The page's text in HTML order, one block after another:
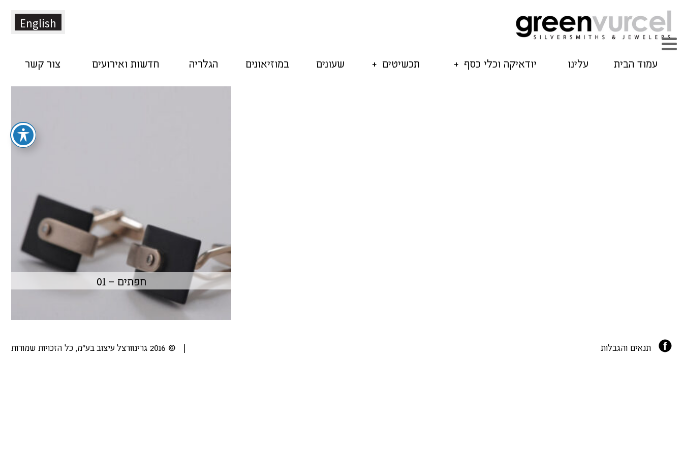
English
עמוד הבית עלינו יודאיקה וכלי כסף תכשיטים שעונים במוזיאונים הגלריה חדשות ואירועים צור קשר
חפתים – 01
תנאים והגבלות | © 2016 גרינוורצל עיצוב בע"מ, כל הזכויות שמורות